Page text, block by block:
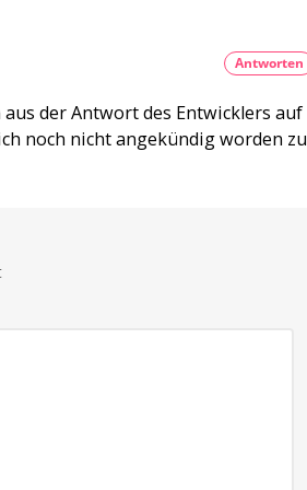
der Antwort des Entwicklers auf
noch nicht angekündig worden zu
Antworten